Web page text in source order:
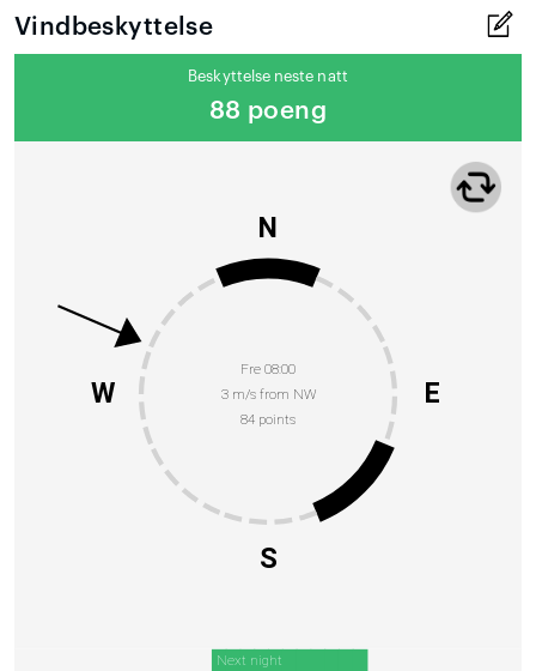
Vindbeskyttelse
Beskyttelse neste natt
88 poeng
Fre 08:00
3 m/s from NW
84 points
N
E
S
W
Next night